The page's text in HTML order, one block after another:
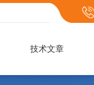
技术文章